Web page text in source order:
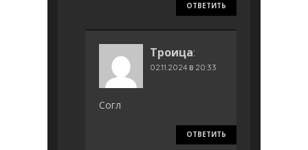
ОТВЕТИТЬ
Троица:
02.11.2024 в 20:33
Согл
ОТВЕТИТЬ